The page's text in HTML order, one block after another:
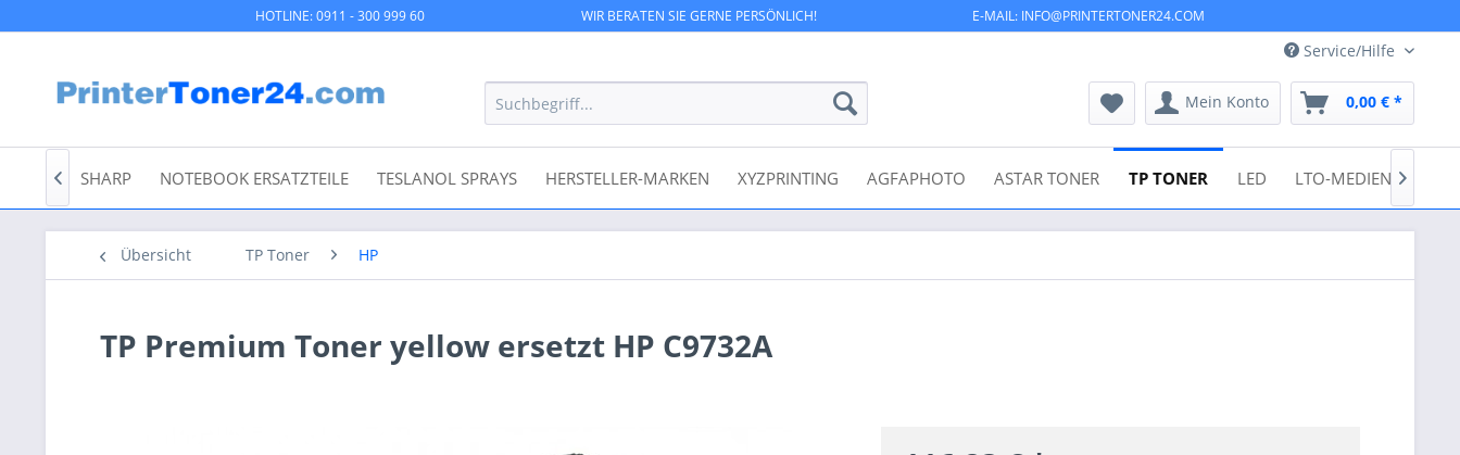
HOTLINE: 0911 - 300 999 60 WIR BERATEN SIE GERNE PERSÖNLICH! E-MAIL: INFO@PRINTERTONER24.COM
Service/Hilfe
Mein Konto 0,00 € *
SHARP NOTEBOOK ERSATZTEILE TESLANOL SPRAYS HERSTELLER-MARKEN XYZPRINTING AGFAPHOTO ASTAR TONER TP TONER LED LTO-MEDIEN
 
Übersicht TP Toner HP
TP Premium Toner yellow ersetzt HP C9732A